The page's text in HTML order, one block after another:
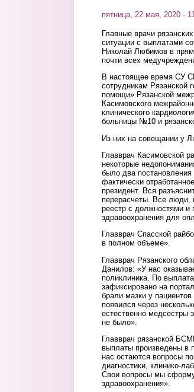
пятница, 22 мая, 2020 -
Главные врачи
ситуации с выплатами
Николай Любимов в
почти всех
В настоящее время СУ
сотрудникам Рязанской
помощи» Рязанской
Касимовского
клинического
больницы №10 и
Из них на совещании у
Главврач Касимовской
некоторые
было два
фактически
президент. Вся
перерасчеты. Все люди,
реестр с должностями и
здравоохранения для
Главврач Спасской
в полном объеме».
Главврач Рязанского
Данилов: «У нас
поликлиника. По
зафиксировано на
брали мазки у
появился через
естественно медсестры
не было».
Главврач рязанской
выплаты произведены в
нас остаются вопросы
диагностики, клинико-
Свои вопросы мы
здравоохранения».